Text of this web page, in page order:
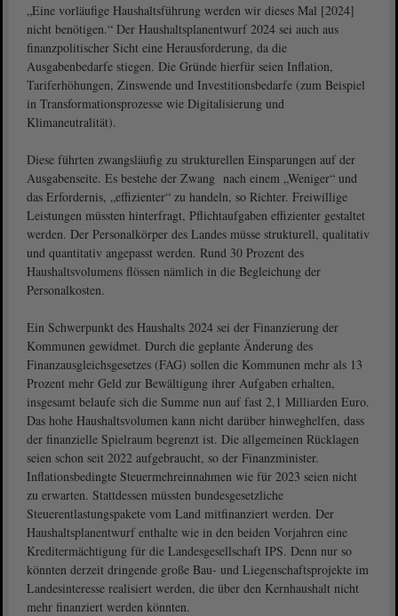
„Eine vorläufige Haushaltsführung werden wir dieses Mal [2024]
nicht benötigen.“ Der Haushaltsplanentwurf 2024 sei auch aus
finanzpolitischer Sicht eine Herausforderung, da die
Ausgabenbedarfe stiegen. Die Gründe hierfür seien Inflation,
Tariferhöhungen, Zinswende und Investitionsbedarfe (zum Beispiel
in Transformationsprozesse wie Digitalisierung und
Klimaneutralität).
Diese führten zwangsläufig zu strukturellen Einsparungen auf der
Ausgabenseite. Es bestehe der Zwang nach einem „Weniger“ und
das Erfordernis, „effizienter“ zu handeln, so Richter. Freiwillige
Leistungen müssten hinterfragt, Pflichtaufgaben effizienter gestaltet
werden. Der Personalkörper des Landes müsse strukturell, qualitativ
und quantitativ angepasst werden. Rund 30 Prozent des
Haushaltsvolumens flössen nämlich in die Begleichung der
Personalkosten.
Ein Schwerpunkt des Haushalts 2024 sei der Finanzierung der
Kommunen gewidmet. Durch die geplante Änderung des
Finanzausgleichsgesetzes (FAG) sollen die Kommunen mehr als 13
Prozent mehr Geld zur Bewältigung ihrer Aufgaben erhalten,
insgesamt belaufe sich die Summe nun auf fast 2,1 Milliarden Euro.
Das hohe Haushaltsvolumen kann nicht darüber hinweghelfen, dass
der finanzielle Spielraum begrenzt ist. Die allgemeinen Rücklagen
seien schon seit 2022 aufgebraucht, so der Finanzminister.
Inflationsbedingte Steuermehreinnahmen wie für 2023 seien nicht
zu erwarten. Stattdessen müssten bundesgesetzliche
Steuerentlastungspakete vom Land mitfinanziert werden. Der
Haushaltsplanentwurf enthalte wie in den beiden Vorjahren eine
Kreditermächtigung für die Landesgesellschaft IPS. Denn nur so
könnten derzeit dringende große Bau- und Liegenschaftsprojekte im
Landesinteresse realisiert werden, die über den Kernhaushalt nicht
mehr finanziert werden könnten.